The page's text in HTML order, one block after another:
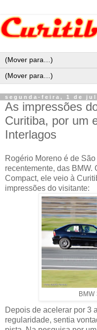
segunda-feira, 1 de
As impressões
Curitiba, por um
Interlagos
Rogério Moreno é de
recentemente, das BMW.
Compact, ele veio à
impressões do visitante:
BMW
Depois de acelerar por 3
regularidade, sentia